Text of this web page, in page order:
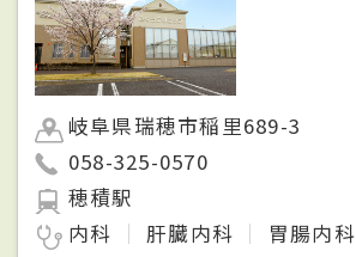
岐阜県瑞穂市稲里689-3
058-325-0570
穂積駅
内科
肝臓内科 胃腸内科